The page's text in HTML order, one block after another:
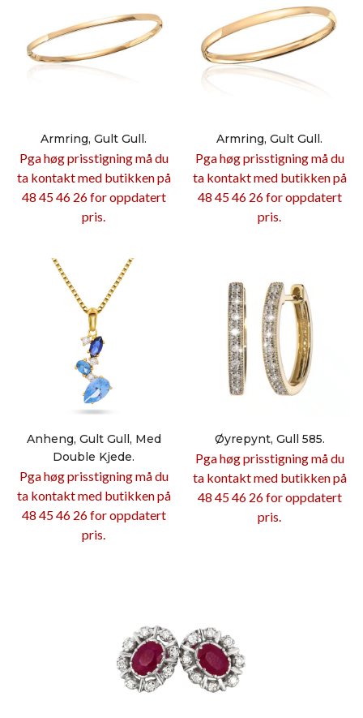
Armring, Gult Gull.
Pga høg prisstigning må du
ta kontakt med butikken på
48 45 46 26 for oppdatert
pris.
Armring, Gult Gull.
Pga høg prisstigning må du
ta kontakt med butikken på
48 45 46 26 for oppdatert
pris.
Anheng, Gult Gull, Med
Double Kjede.
Pga høg prisstigning må du
ta kontakt med butikken på
48 45 46 26 for oppdatert
pris.
Øyrepynt, Gull 585.
Pga høg prisstigning må du
ta kontakt med butikken på
48 45 46 26 for oppdatert
pris.